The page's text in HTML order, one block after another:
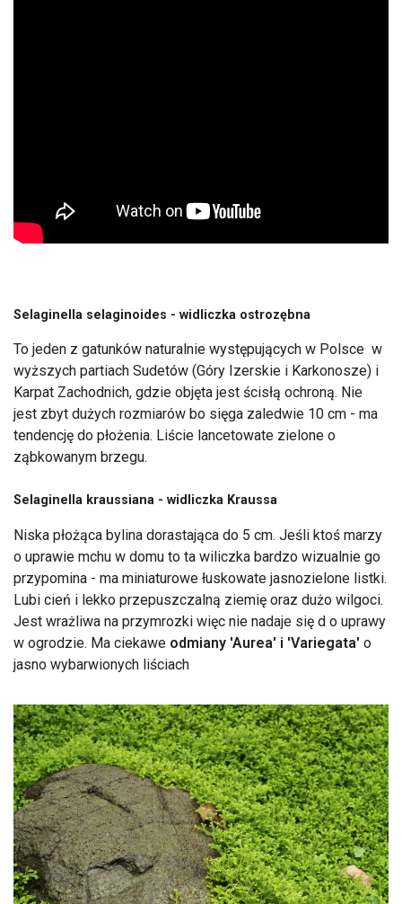
Selaginella selaginoides - widliczka ostrozębna
To jeden z gatunków naturalnie występujących w Polsce w
wyższych partiach Sudetów (Góry Izerskie i Karkonosze) i
Karpat Zachodnich, gdzie objęta jest ścisłą ochroną. Nie
jest zbyt dużych rozmiarów bo sięga zaledwie 10 cm - ma
tendencję do płożenia. Liście lancetowate zielone o
ząbkowanym brzegu.
Selaginella kraussiana - widliczka Kraussa
Niska płożąca bylina dorastająca do 5 cm. Jeśli ktoś marzy
o uprawie mchu w domu to ta wiliczka bardzo wizualnie go
przypomina - ma miniaturowe łuskowate jasnozielone listki.
Lubi cień i lekko przepuszczalną ziemię oraz dużo wilgoci.
Jest wrażliwa na przymrozki więc nie nadaje się d o uprawy
w ogrodzie. Ma ciekawe odmiany 'Aurea' i 'Variegata' o
jasno wybarwionych liściach